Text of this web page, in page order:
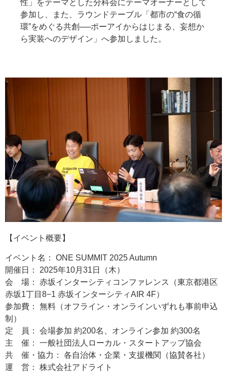
性」をテーマとした分科会にテーマオーナーとして
参加し、また、ラウンドテーブル「都市の“食の循
環”をめぐる共創──ポーアイからはじまる、妄想か
ら実装へのデザイン」へ参加しました。
【イベント概要】
イベント名： ONE SUMMIT 2025 Autumn
開催日： 2025年10月31日（木）
会 場： 赤坂インターシティコンファレンス（東京都港区
赤坂1丁目8−1 赤坂インターシティAIR 4F）
参加費： 無料（オフライン・オンラインいずれも事前申込
制）
定 員： 会場参加 約200名、オンライン参加 約300名
主 催： 一般社団法人ローカル・スタートアップ協会
共 催・協力： 各自治体・企業・支援機関（協賛各社）
運 営： 株式会社アドライト